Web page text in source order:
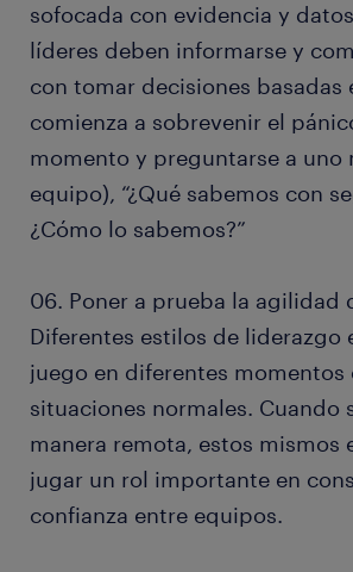
sofocada con evidencia y
líderes deben informarse y
con tomar decisiones basadas
comienza a sobrevenir el
momento y preguntarse a uno
equipo), “¿Qué sabemos con
¿Cómo lo sabemos?”
06. Poner a prueba la agilidad
Diferentes estilos de liderazgo
juego en diferentes momentos
situaciones normales. Cuando
manera remota, estos mismos
jugar un rol importante en
confianza entre equipos.